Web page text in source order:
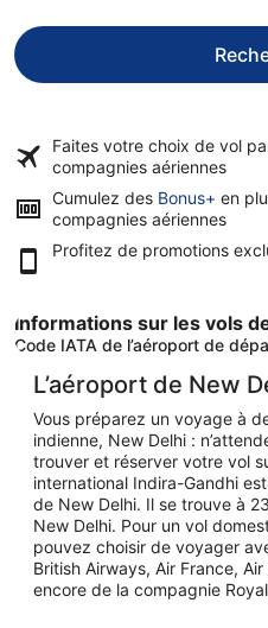
Faites votre choix de vol
compagnies aériennes
Cumulez des Bonus+ en
compagnies aériennes
Profitez de promotions
Informations sur les vols
Code IATA de l’aéroport de
L’aéroport de New
Vous préparez un voyage à
indienne, New Delhi :
trouver et réserver votre vol
international Indira-Gandhi
de New Delhi. Il se trouve à
New Delhi. Pour un vol
pouvez choisir de voyager
British Airways, Air France,
encore de la compagnie